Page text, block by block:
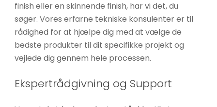
finish eller en skinnende finish, har vi det, du
søger. Vores erfarne tekniske konsulenter er til
rådighed for at hjælpe dig med at vælge de
bedste produkter til dit specifikke projekt og
vejlede dig gennem hele processen.
Ekspertrådgivning og Support